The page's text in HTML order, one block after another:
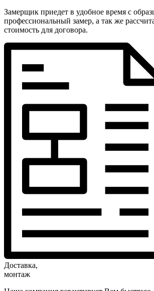
Замерщик приедет в удобное время с
профессиональный замер, а так же
стоимость для договора.
Доставка,
монтаж